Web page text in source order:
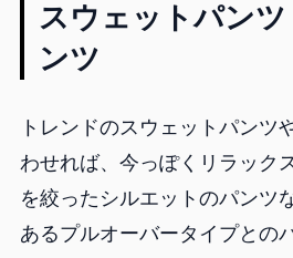
スウェットパン
ンツ
トレンドのスウェットパンツ
わせれば、今っぽくリラック
を絞ったシルエットのパンツ
あるプルオーバータイプとの